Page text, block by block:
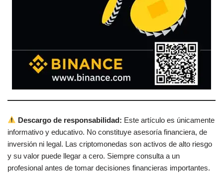
Descargo de responsabilidad: Este artículo es únicamente
informativo y educativo. No constituye asesoría financiera, de
inversión ni legal. Las criptomonedas son activos de alto riesgo
y su valor puede llegar a cero. Siempre consulta a un
profesional antes de tomar decisiones financieras importantes.